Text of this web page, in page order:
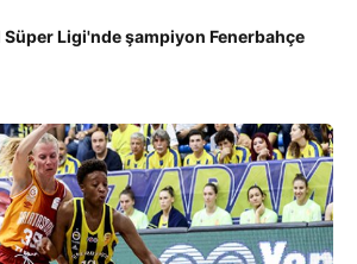
Süper Ligi'nde şampiyon Fenerbahçe